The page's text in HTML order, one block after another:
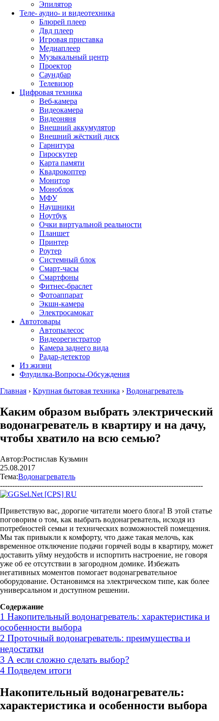
Эпилятор
Теле- аудио- и видеотехника
Блюрей плеер
Двд плеер
Игровая приставка
Медиаплеер
Музыкальный центр
Проектор
Саундбар
Телевизор
Цифровая техника
Веб-камера
Видеокамера
Видеоняня
Внешний аккумулятор
Внешний жёсткий диск
Гарнитура
Гироскутер
Карта памяти
Квадрокоптер
Монитор
Моноблок
МФУ
Наушники
Ноутбук
Очки виртуальной реальности
Планшет
Принтер
Роутер
Системный блок
Смарт-часы
Смартфоны
Фитнес-браслет
Фотоаппарат
Экшн-камера
Электросамокат
Автотовары
Автопылесос
Видеорегистратор
Камера заднего вида
Радар-детектор
Из жизни
Флудилка-Вопросы-Обсуждения
Главная › Крупная бытовая техника › Водонагреватель
Каким образом выбрать электрический
водонагреватель в квартиру и на дачу,
чтобы хватило на всю семью?
Автор:Ростислав Кузьмин
25.08.2017
Тема:Водонагреватель
-----------------------------------------------------------------------------------
Приветствую вас, дорогие читатели моего блога! В этой статье
поговорим о том, как выбрать водонагреватель, исходя из
потребностей семьи и технических возможностей помещения.
Мы так привыкли к комфорту, что даже такая мелочь, как
временное отключение подачи горячей воды в квартиру, может
доставить уйму неудобств и испортить настроение, не говоря
уже об ее отсутствии в загородном домике. Избежать
негативных моментов помогает водонагревательное
оборудование. Остановимся на электрическом типе, как более
универсальном и доступном решении.
Содержание
1 Накопительный водонагреватель: характеристика и
особенности выбора
2 Проточный водонагреватель: преимущества и
недостатки
3 А если сложно сделать выбор?
4 Подведем итоги
Накопительный водонагреватель:
характеристика и особенности выбора